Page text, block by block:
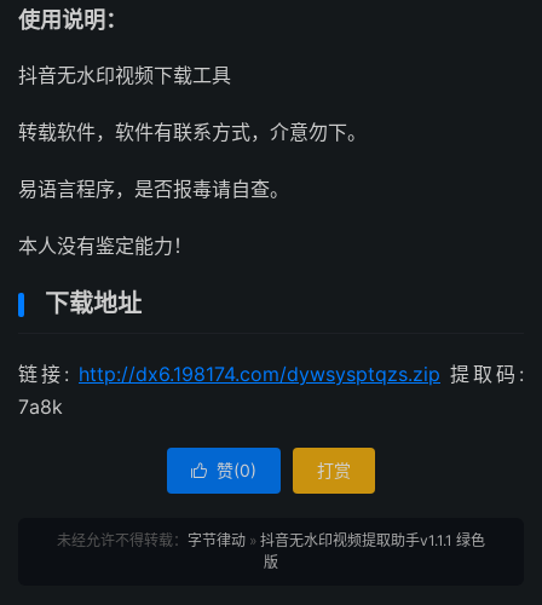
使用说明：
抖音无水印视频下载工具
转载软件，软件有联系方式，介意勿下。
易语言程序，是否报毒请自查。
本人没有鉴定能力！
下载地址
链接: http://dx6.198174.com/dywsysptqzs.zip 提取码:
7a8k
 赞(0) 打赏
未经允许不得转载： 字节律动 » 抖音无水印视频提取助手v1.1.1 绿色
版